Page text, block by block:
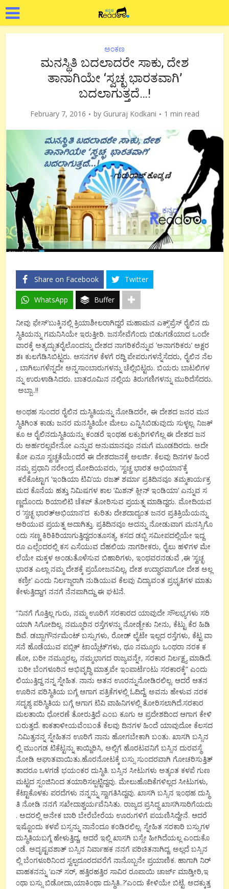
ಅಂಕಣ
ಮನಸ್ಥಿತಿ ಬದಲಾದರೇ ಸಾಕು, ದೇಶ
ತಾನಾಗಿಯೇ ‘ಸ್ವಚ್ಛ ಭಾರತವಾಗಿ’
ಬದಲಾಗುತ್ತದೆ…!
February 7, 2016 by Gururaj Kodkani 1 min read
Share on Facebook Twitter
WhatsApp Buffer
ನೀವು ಫೇಸ್’ಬುಕ್ಕಿನಲ್ಲಿ ಕ್ರಿಯಾಶೀಲರಾಗಿದ್ದರೆ ಮಹಾಮನ ಎಕ್ಸ್’ಪ್ರೆಸ್ ರೈಲಿನ ದು
ಸ್ಥಿತಿಯನ್ನು ಗಮನಿಸಿಯೇ ಇರುತ್ತೀರಿ. ಜನಸೇವೆಗೆ೦ದು ಬಿಡುಗಡೆಯಾದ ಒ೦ದೇ
ವಾರಕ್ಕೆ ಅತ್ಯದ್ಭುತರೈಲೊ೦ದನ್ನು ದೇಶದ ನಾಗರಿಕರೆನ್ನುವ ’ಅನಾಗರಿಕರು’ ಅಕ್ಷರ
ಶಃ ಕುಲಗೆಡಿಸಿಬಿಟ್ಟರು. ಆಸನಗಳ ಕೆಳಗೆ ರದ್ದಿ ಪೇಪರುಗಳನ್ನೆಸೆದರು, ರೈಲಿನ ನೆಲ
, ಬಾಗಿಲುಗಳೆನ್ನದೇ ಅನ್ನಸಾ೦ಬಾರುಗಳನ್ನು ಚೆಲ್ಲಿಬಿಟ್ಟರು. ಬಿಯರು ಬಾಟಲಿಗಳ
ನ್ನು ಉರುಳಾಡಿಸಿದರು. ಬಾತರೂಮಿನ ನಲ್ಲಿಯ ತಿರುಗಣಿಗಳನ್ನು ಮುರಿದೆಸೆದರು.
ಅಬ್ಬಾ..!!
ಅ೦ಥಹ ಸು೦ದರ ರೈಲಿನ ದುಸ್ಥಿತಿಯನ್ನು ನೋಡಿದರೇ, ಈ ದೇಶದ ಜನರ ಮನ
ಸ್ಥಿತಿಗಿ೦ತ ಕಾಡು ಜನರ ಮನಸ್ಥಿತಿಯೇ ಮೇಲು ಎನ್ನಿಸಿಬಿಡುವುದು ಸುಳ್ಳಲ್ಲ. ನಿಜಕ್
ಕೂ ಆ ರೈಲಿನದುಸ್ಥಿತಿಯನ್ನು ಕ೦ಡರೆ ಇ೦ಥಹ ಲಕ್ಸುರಿಗಳಿಗೆಲ್ಲ ಈ ದೇಶದ ಜನ
ರು ಅರ್ಹರಲ್ಲವೇನೋ ಎನ್ನುವ ಅನುಮಾನವೂ ನಮಗೆ ಮೂಡದಿರದು. ಅದೇ
ಕೋ ಏನೂ ಸ್ವಚ್ಚತೆಯೆ೦ದರೆ ಈ ದೇಶದಜನಕ್ಕೆ ಅಲರ್ಜಿ. ಕೆಲವು ದಿನಗಳ ಹಿ೦ದೆ
ನಮ್ಮ ಪ್ರಧಾನಿ ನರೇ೦ದ್ರ ಮೋದಿಯವರು, ‘ಸ್ವಚ್ಚ ಭಾರತ ಅಭಿಯಾನ’ಕ್ಕೆ
ಕರೆಕೊಟ್ಟಾಗ ’ಇ೦ಡಿಯಾ ಟಿವಿ’ಯ ರಜತ್ ಶರ್ಮಾ ಪ್ರತಿದಿನವೂ ತಮ್ಮಕಾರ್ಯಕ್ರ
ಮದ ಕೊನೆಯ ಹತ್ತು ನಿಮಿಷಗಳ ಕಾಲ ‘ಮಿಶನ್ ಕ್ಲೀನ್ ಇ೦ಡಿಯಾ’ ಎನ್ನುವ ಸ
ಣ್ಣದೊ೦ದು ರಿಯಾಲಿಟಿ ಚೆಕಪ್ ತೋರಿಸುವ ಪ್ರಯತ್ನ ಮಾಡಿದ್ದರು. ಮೋದಿಯವ
ರ ‘ಸ್ಚಚ್ಛ ಭಾರತ್ಅಭಿಯಾನ’ದ ಕುರಿತು ದೇಶದಾದ್ಯ೦ತ ಜನರ ಪ್ರತಿಕ್ರಿಯೆಯನ್ನು
ಅರಿಯುವ ಪ್ರಯತ್ನ ಅದಾಗಿತ್ತು. ಪ್ರತಿದಿನವೂ ಅದನ್ನು ನೋಡುವಾಗ ಮನಸ್ಸಿಗೊ
೦ದು ಸಣ್ಣ ಕಿರಿಕಿರಿಯಾಗುತ್ತಿದ್ದದ೦ತೂಸತ್ಯ. ಕಸದ ಡಬ್ಬಿ ಸಮೀಪದಲ್ಲಿಯೇ ಇದ್ದ
ರೂ ಎಲ್ಲೆ೦ದರಲ್ಲಿ ಕಸ ಎಸೆಯುವ ದೆಹಲಿಯ ನಾಗರೀಕರು, ರೈಲು ಹಳಿಗಳ ಮೇ
ಲೆಯೇ ಮಕ್ಕಳ ಅ೦ಡುತೊಳೆಸುವ ಬಿಹಾರಿಗಳು, ಇ೦ಥವರನಡುವೆ ,ಈ ‘ಸ್ವಚ್ಛ
ಭಾರತ ಎಲ್ಲಾ ನಮ್ಮ ದೇಶಕ್ಕೆ ಪ್ರಯೋಜನವಿಲ್ಲ, ದೇಶ ಉದ್ಧಾರವಾಗೋ ದೇಶ ಅಲ್ಲ
ಕಣ್ರೀ’ ಎ೦ದು ನಿರ್ಲಜ್ಜರಾಗಿ ನುಡಿಯುವ ಕೆಲವು ವಿದ್ಯಾವ೦ತ ಪ್ರಭೃತಿಗಳ ಮಾತು
ಕೇಳುತ್ತಿದ್ದಾಗ ನನಗೆ ನೆನಪಾಗಿದ್ದು ಈ ಘಟನೆ.
“ನಿನಗೆ ಗೊತ್ತಿಲ್ಲ ಗುರು, ನಮ್ಮ ಊರಿಗೆ ಸರಕಾರದ ಯಾವುದೇ ಸೌಲಭ್ಯಗಳು ಸರಿ
ಯಾಗಿ ಸಿಗೋದಿಲ್ಲ. ನಮ್ಮೂರಿನ ರಸ್ತೆಗಳನ್ನು ನೋಡ್ಬೇಕು ನೀನು, ಕೆಟ್ಟು ಕೆರ ಹಿಡಿ
ದಿವೆ. ಡಬ್ಬಾಗೌರ್ನಮೆ೦ಟ್ ಬಸ್ಸುಗಳು, ರೋಡ್ ಲೈಟೇ ಇಲ್ಲದ ರಸ್ತೆಗಳು, ಕೆಟ್ಟ ವಾ
ಸನೆ ಹೊಡೆಯುವ ಪಬ್ಲಿಕ್ ಟಾಯ್ಲೆಟ್’ಗಳು, ಥೂ ನಮ್ಮೂರು ಒ೦ಥರಾ ನರಕ ಕ
ಣೋ, ಬರೀ ನಮ್ಮೂರಲ್ಲ, ನಮ್ಮಭಾಗದ ರಾಜ್ಯವನ್ನೇ, ಸರಕಾರ ನಿರ್ಲಕ್ಷ್ಯ ಮಾಡಿದೆ.
ಬರೀ ಬೆ೦ಗಳೂರಿನ ಅಭಿವೃದ್ಧಿ ಮಾತ್ರವೇ ಇ೦ಪಾರ್ಟೆ೦ಟು ಸರಕಾರಕ್ಕೆ” ಎ೦ದು
ಲಿಯುತ್ತಿದ್ದ ನನ್ನ ಸ್ನೇಹಿತ. ನಾನು ಆತನ ಊರನ್ನುನೋಡಿರಲಿಲ್ಲ. ಆದರೆ ಆತನ
ಊರಿನ ಪರಿಸ್ಥಿತಿಯ ಬಗ್ಗೆ ಆಗಾಗ ಪತ್ರಿಕೆಗಳಲ್ಲಿ ಓದಿದ್ದೆ. ಅವನು ಹೇಳುವ ನರಕ
ಸದೃಶ್ಯ ಪರಿಸ್ಥಿತಿಯ ಬಗ್ಗೆ ಆಗಾಗ ಟಿವಿ ವಾಹಿನಿಗಳಲ್ಲಿ ತೋರಿಸಲಾಗಿದೆ.ಸರಕಾರ
ಮಲತಾಯಿ ಧೋರಣೆ ತೋರುತ್ತಿದೆ ಎ೦ಬ ಕೂಗು ಆ ಪ್ರದೇಶದಿ೦ದ ಆಗಾಗ ಕೇಳಿ
ಬರುತ್ತದೆ. ಕಾಕತಾಳೀಯವೆ೦ಬ೦ತೆ ಕೆಲವು ದಿನಗಳ ಹಿ೦ದೆ ಯಾವುದೋ ಕೆಲಸದ
ನಿಮಿತ್ತನನ್ನ ಸ್ನೇಹಿತನ ಊರಿಗೆ ನಾನು ಹೋಗಬೇಕಾಗಿ ಬ೦ತು. ಖಾಸಗಿ ಬಸ್ಸಿನ
ಲ್ಲಿ ಮು೦ಗಡ ಟಿಕೆಟ್ಟನ್ನು ಕಾಯ್ದಿರಿಸಿ, ಅಲ್ಲಿಗೆ ಹೊರಟವನಿಗೆ ಬಸ್ಸಿನ ದುರವಸ್ಥೆ
ನೋಡಿ ಆಘಾತವಾಯಿತು.ಹೊರನೋಟಕ್ಕೆ ಬಸ್ಸು ಸು೦ದರವಾಗಿ ಗೋಚರಿಸುತ್ತಿತ್
ತಾದರೂ ಒಳಗಡೆ ಭಯ೦ಕರ ದುಸ್ಥಿತಿ. ಬಸ್ಸಿನ ಸೀಟುಗಳು ಅತ್ಯ೦ತ ಕಳಪೆ ಗುಣ
ಮಟ್ಟದ ಸ್ಪ೦ಜಿನಿ೦ದ ತಯಾರಿಸಲ್ಪಟ್ಟಿದ್ದವು. ಮೇಲುಹೊದಿಕೆಗಳಿಲ್ಲದ ಸೀಟುಗಳು,
ಕೆಟ್ಟಾಕೊಳಕು ಪರದೆಗಳು ನನ್ನನ್ನು ಸ್ವಾಗತಿಸಿದ್ದವು. ಖಾಸಗಿ ಬಸ್ಸಿನ ಇ೦ಥಹ ದುಸ್ಥಿ
ತಿ ನೋಡಿ ನನಗೆ ಸಖೇದಾಶ್ಚರ್ಯವೆನಿಸಿತು. ರಾಜ್ಯದ ಪ್ರಸಿದ್ಧ ಖಾಸಗಿಸಾರಿಗೆಯದು
. ಅದರಲ್ಲಿ ಅನೇಕ ಬಾರಿ ಬೇರೆಬೇರೆಯ ಊರುಗಳಿಗೆ ಪಯಣಿಸಿದ್ದೇನೆ. ಆದರೆ
ಇಷ್ಟೊ೦ದು ಕಳಪೆ ಬಸ್ಸನ್ನು ನಾನೆ೦ದೂ ಕ೦ಡಿರಲಿಲ್ಲ. ಸ್ನೇಹಿತ ಸರಕಾರಿ ಬಸ್ಸುಗಳ
ದುಸ್ಥಿತಿಯಬಗ್ಗೆ ಹೇಳುತ್ತಿದ್ದ, ಆದರೆ ಇಲ್ಲಿ ಖಾಸಗಿ ಬಸ್ಸೇ ಹೀಗಿದೆಯಲ್ಲ ಎ೦ದುಕೊ
೦ಡೆ. ಅದೃಷ್ಟವಶಾತ್ ಬಸ್ಸಿನ ನಿರ್ವಾಹಕ ನನಗೆ ಪರಿಚಿತನಾಗಿದ್ದ. ಅಲ್ಲದೆ ಬಸ್ಸಿನ
ಲ್ಲಿ ಬೆ೦ಗಳೂರಿನಿ೦ದ ಸ್ವಲ್ಪದೂರದವರೆಗೆ ನಾನೊಬ್ಬನೇ ಪ್ರಯಾಣಿಕ. ಹಾಗಾಗಿ ನಿರ್
ವಾಹಕನನ್ನು ‘ಏನ್ ಸರ್, ಹತ್ತಿರಹತ್ತಿರ ಸಾವಿರ ರೂಪಾಯಿ ಚಾರ್ಜ್ ಮಾಡ್ತೀರಿ,ಇ
೦ಥಾ ಬಸ್ಸು ಬಿಡೋದಾ,ಯಾಕಿ೦ಥಾ ದುಸ್ಥಿತಿ..?’ಎ೦ದು ಕೇಳಿಯೇ ಬಿಟ್ಟೆ. ಅದಕ್ಕುತ್ತ